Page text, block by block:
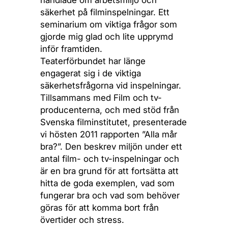
säkerhet på filminspelningar. Ett
seminarium om viktiga frågor som
gjorde mig glad och lite upprymd
inför framtiden.
Teaterförbundet har länge
engagerat sig i de viktiga
säkerhetsfrågorna vid inspelningar.
Tillsammans med Film och tv-
producenterna, och med stöd från
Svenska filminstitutet, presenterade
vi hösten 2011 rapporten ”Alla mår
bra?”. Den beskrev miljön under ett
antal film- och tv-inspelningar och
är en bra grund för att fortsätta att
hitta de goda exemplen, vad som
fungerar bra och vad som behöver
göras för att komma bort från
övertider och stress.